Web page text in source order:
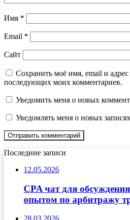
Имя *
Email *
Сайт
Сохранить моё имя, email и адрес
последующих моих комментариев.
Уведомить меня о новых
Уведомлять меня о новых
Последние записи
12.05.2026
CPA чат для
опытом по арбитражу